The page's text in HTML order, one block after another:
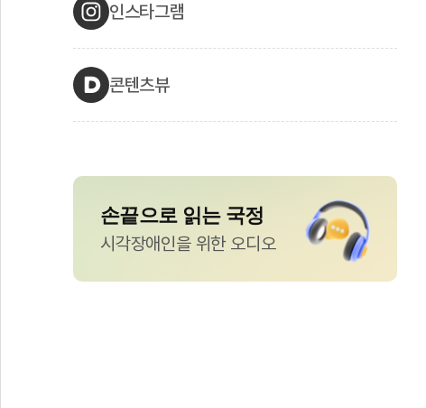
인스타그램
콘텐츠뷰
손끝으로 읽는 국정
시각장애인을 위한 오디오